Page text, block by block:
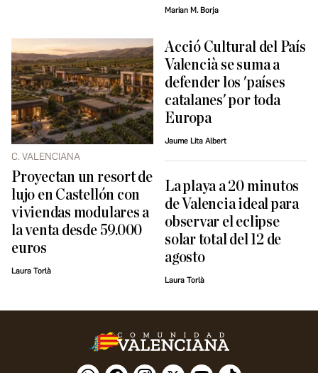
Marian M. Borja
C. VALENCIANA
Proyectan un resort de
lujo en Castellón con
viviendas modulares a
la venta desde 59.000
euros
Laura Torlà
Acció Cultural del País
Valencià se suma a
defender los 'países
catalanes' por toda
Europa
Jaume Lita Albert
La playa a 20 minutos
de Valencia ideal para
observar el eclipse
solar total del 12 de
agosto
Laura Torlà